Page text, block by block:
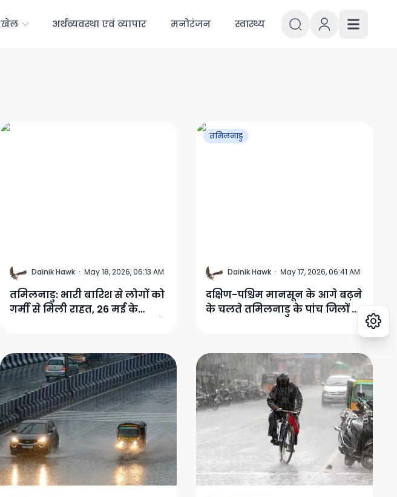
खेल अर्थव्यवस्था एवं व्यापार मनोरंजन स्वास्थ्य
D Dainik Hawk · May 18, 2026, 06:13 AM
तमिलनाडु: भारी बारिश से लोगों को
गर्मी से मिली राहत, 26 मई के
तमिलनाडु
D Dainik Hawk · May 17, 2026, 06:41 AM
दक्षिण-पश्चिम मानसून के आगे बढ़ने
के चलते तमिलनाडु के पांच जिलों के